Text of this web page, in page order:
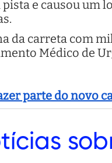
e causou um
da carreta com
Médico de
parte do novo